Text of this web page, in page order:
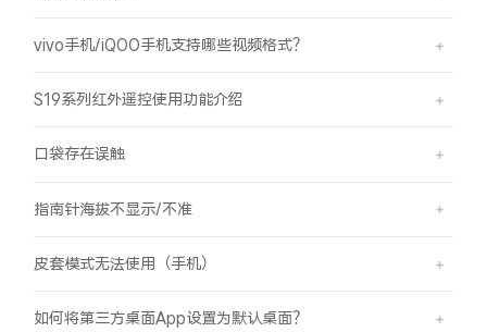
vivo手机/iQOO手机支持哪些视频格式？
S19系列红外遥控使用功能介绍
口袋存在误触
指南针海拔不显示/不准
皮套模式无法使用（手机）
如何将第三方桌面App设置为默认桌面？